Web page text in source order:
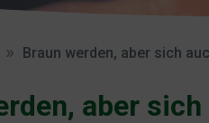
Braun werden, aber sich
aber